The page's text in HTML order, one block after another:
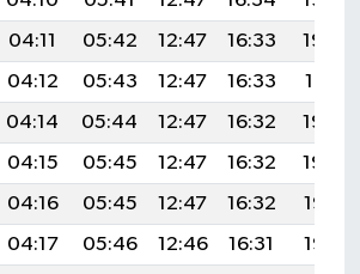
04:11 05:42 12:47 16:33
19:42
04:12 05:43 12:47 16:33
19:41
04:14 05:44 12:47 16:32
19:40
04:15 05:45 12:47 16:32
19:39
04:16 05:45 12:47 16:32
19:38
04:17 05:46 12:46 16:31
19:36